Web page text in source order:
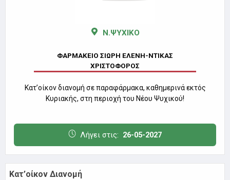
Ν.ΨΥΧΙΚΟ
ΦΑΡΜΑΚΕΙΟ ΣΙΩΡΗ ΕΛΕΝΗ-ΝΤΙΚΑΣ
ΧΡΙΣΤΟΦΟΡΟΣ
Κατ’οίκον διανομή σε παραφάρμακα, καθημερινά εκτός
Κυριακής, στη περιοχή του Νέου Ψυχικού!
Λήγει στις: 26-05-2027
Κατ’οίκον Διανομή